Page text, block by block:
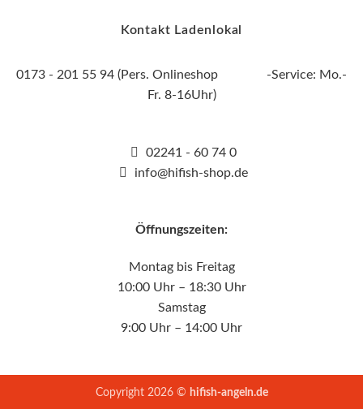
Kontakt Ladenlokal
0173 - 201 55 94 (Pers. Onlineshop -Service: Mo.-
Fr. 8-16Uhr)
02241 - 60 74 0
info@hifish-shop.de
Öffnungszeiten:
Montag bis Freitag
10:00 Uhr – 18:30 Uhr
Samstag
9:00 Uhr – 14:00 Uhr
Copyright 2026 © hifish-angeln.de